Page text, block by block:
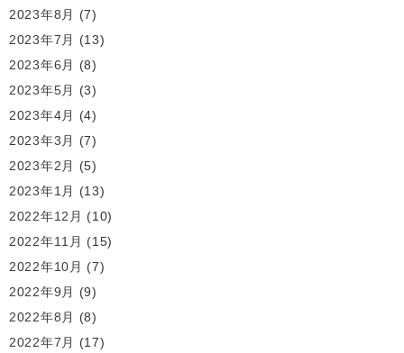
2023年8月
(7)
2023年7月
(13)
2023年6月
(8)
2023年5月
(3)
2023年4月
(4)
2023年3月
(7)
2023年2月
(5)
2023年1月
(13)
2022年12月 (10)
2022年11月 (15)
2022年10月 (7)
2022年9月
(9)
2022年8月
(8)
2022年7月
(17)